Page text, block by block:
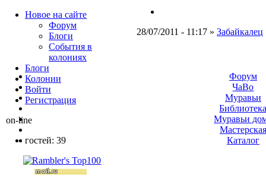
28/07/2011 - 11:17 » Забайкалец
Новое на сайте
Форум
Блоги
События в
колониях
Блоги
Колонии
Войти
Peгиcтpaция
on-line
гостей: 39
Форум
ЧаВо
Муравьи
Муравьи
Мастерская
Каталог